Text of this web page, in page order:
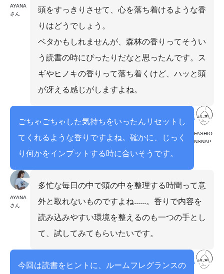
AYANA
さん
頭をすっきりさせて、心を落ち着けるような香
りはどうでしょう。
ベタかもしれませんが、森林の香りってそうい
う読書の時にぴったりだなと思ったんです。ス
ギやヒノキの香りって落ち着くけど、ハッと頭
が冴える感じがしますよね。
ごちゃごちゃした気持ちをいったんリセットし
てくれるような香りですよね。確かに、じっく
り何かをインプットする時に合いそうです。
FASHIO
NSNAP
AYANA
さん
多忙な毎日の中で頭の中を整理する時間って意
外と取れないものですよね......。香りで内容を
読み込みやすい環境を整えるのも一つの手とし
て、試してみてもらいたいです。
今回は読書をヒントに、ルームフレグランスの